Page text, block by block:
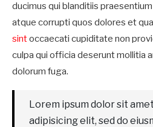
ducimus qui blanditiis
atque corrupti quos dolores et
sintoccaecati cupiditate non
culpa qui officia deserunt mollitia
dolorum fuga.
Lorem ipsum dolor sit
adipisicing elit, sed do